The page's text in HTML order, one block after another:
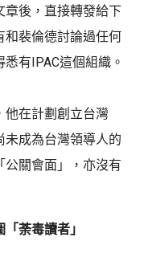
章後，直接轉發給下
和裴倫德討論過任何
有IPAC這個組織。
他在計劃創立台灣
未成為台灣領導人的
關會面」，亦沒有
荼毒讀者」